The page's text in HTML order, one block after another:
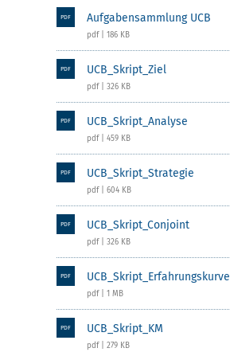
PDF Aufgabensammlung UCB
pdf | 186 KB
PDF UCB_Skript_Ziel
pdf | 326 KB
PDF UCB_Skript_Analyse
pdf | 459 KB
PDF UCB_Skript_Strategie
pdf | 604 KB
PDF UCB_Skript_Conjoint
pdf | 326 KB
PDF UCB_Skript_Erfahrungskurve
pdf | 1 MB
PDF UCB_Skript_KM
pdf | 279 KB